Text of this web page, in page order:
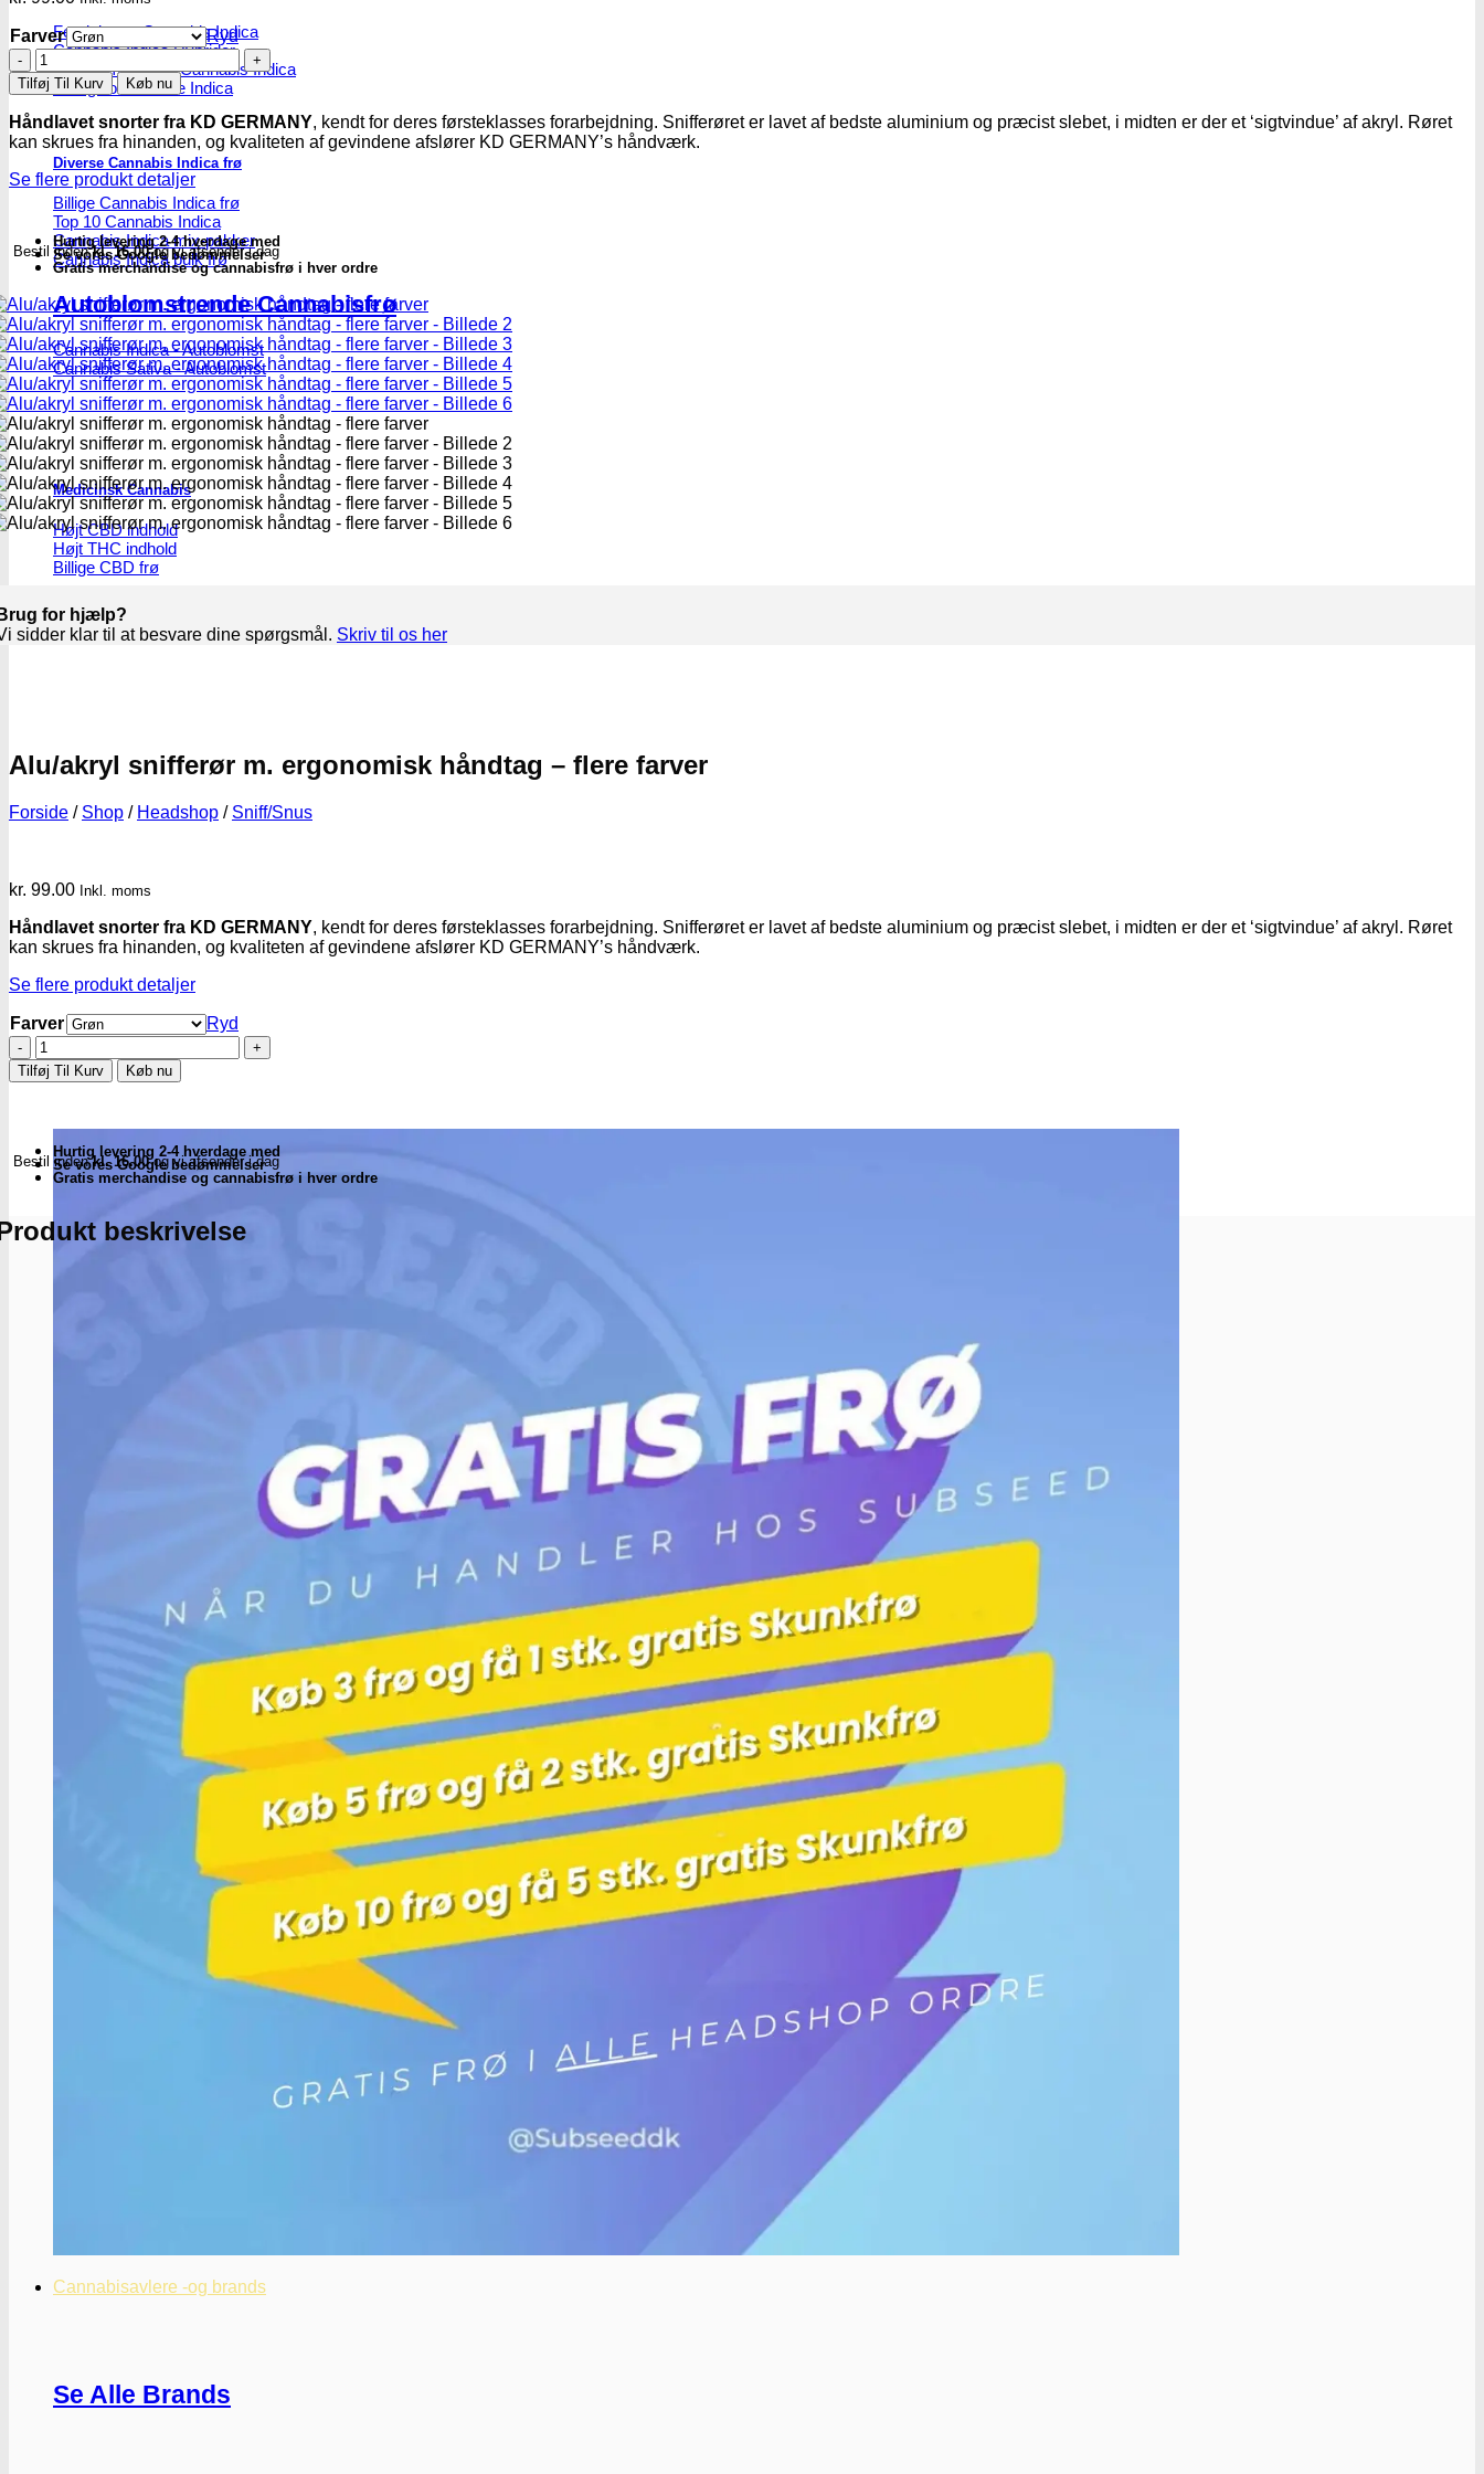
Feminiseret Cannabis Indica
Cannabis Indica Hybrider
Autoblomstrende Cannabis Indica
Hurtigblomstrende Indica
Diverse Cannabis Indica frø
Billige Cannabis Indica frø
Top 10 Cannabis Indica
Cannabis Indica mix-pakker
Cannabis Indica bulk frø
Autoblomstrende Cannabisfrø
Cannabis Indica - Autoblomst
Cannabis Sativa - Autoblomst
Medicinsk Cannabis
Højt CBD indhold
Højt THC indhold
Billige CBD frø
Cannabisavlere -og brands
Se Alle Brands
Farver
Ryd
Alu/akryl
snifferør
m.
ergonomisk
håndtag
flere
farver
antal
Tilføj Til Kurv Køb nu
Håndlavet snorter fra KD GERMANY, kendt for deres førsteklasses forarbejdning. Snifferøret er lavet af bedste aluminium og præcist slebet, i midten er der et ‘sigtvindue’ af akryl. Røret
kan skrues fra hinanden, og kvaliteten af gevindene afslører KD GERMANY’s håndværk.
Se flere produkt detaljer
Bestil indenkl. 16.00og vi afsender i dag
Hurtig levering 2-4 hverdage med
Se vores Google bedømmelser
Gratis merchandise og cannabisfrø i hver ordre
for hjælp?
sidder klar til at besvare dine spørgsmål. Skriv til os her
Alu/akryl snifferør m. ergonomisk håndtag – flere farver
Forside / Shop / Headshop / Sniff/Snus
kr. 99.00 Inkl. moms
Håndlavet snorter fra KD GERMANY, kendt for deres førsteklasses forarbejdning. Snifferøret er lavet af bedste aluminium og præcist slebet, i midten er der et ‘sigtvindue’ af akryl. Røret
kan skrues fra hinanden, og kvaliteten af gevindene afslører KD GERMANY’s håndværk.
Se flere produkt detaljer
Farver
Ryd
Alu/akryl
snifferør
m.
flere
farver
Tilføj Til Kurv Køb nu
Bestil indenkl. 16.00og vi afsender i dag
Hurtig levering 2-4 hverdage med
Se vores Google bedømmelser
Gratis merchandise og cannabisfrø i hver ordre
beskrivelse